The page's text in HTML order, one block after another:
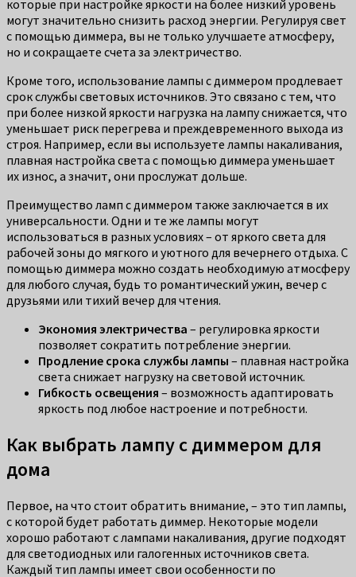
которые при настройке яркости на более низкий уровень
могут значительно снизить расход энергии. Регулируя свет
с помощью диммера, вы не только улучшаете атмосферу,
но и сокращаете счета за электричество.
Кроме того, использование лампы с диммером продлевает
срок службы световых источников. Это связано с тем, что
при более низкой яркости нагрузка на лампу снижается, что
уменьшает риск перегрева и преждевременного выхода из
строя. Например, если вы используете лампы накаливания,
плавная настройка света с помощью диммера уменьшает
их износ, а значит, они прослужат дольше.
Преимущество ламп с диммером также заключается в их
универсальности. Одни и те же лампы могут
использоваться в разных условиях – от яркого света для
рабочей зоны до мягкого и уютного для вечернего отдыха. С
помощью диммера можно создать необходимую атмосферу
для любого случая, будь то романтический ужин, вечер с
друзьями или тихий вечер для чтения.
Экономия электричества – регулировка яркости
позволяет сократить потребление энергии.
Продление срока службы лампы – плавная настройка
света снижает нагрузку на световой источник.
Гибкость освещения – возможность адаптировать
яркость под любое настроение и потребности.
Как выбрать лампу с диммером для
дома
Первое, на что стоит обратить внимание, – это тип лампы,
с которой будет работать диммер. Некоторые модели
хорошо работают с лампами накаливания, другие подходят
для светодиодных или галогенных источников света.
Каждый тип лампы имеет свои особенности по